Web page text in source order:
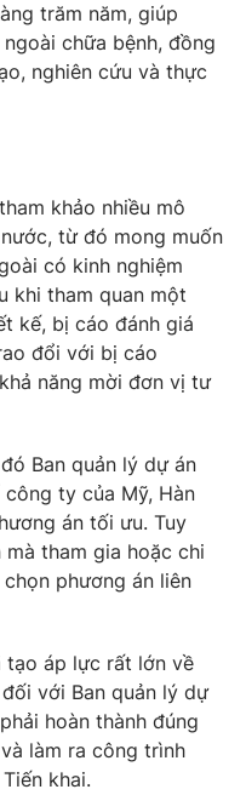
không có sự chấp
khi phát hành lại
trăm năm, giúp
chữa bệnh, đồng
nghiên cứu và thực
khảo nhiều mô
từ đó mong muốn
có kinh nghiệm
khi tham quan một
kế, bị cáo đánh giá
đổi với bị cáo
năng mời đơn vị tư
Ban quản lý dự án
ty của Mỹ, Hàn
án tối ưu. Tuy
mà tham gia hoặc chi
phương án liên
tạo áp lực rất lớn về
với Ban quản lý dự
hoàn thành đúng
làm ra công trình
khai.